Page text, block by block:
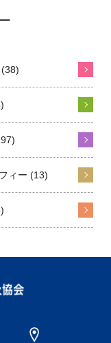
ィー (13)